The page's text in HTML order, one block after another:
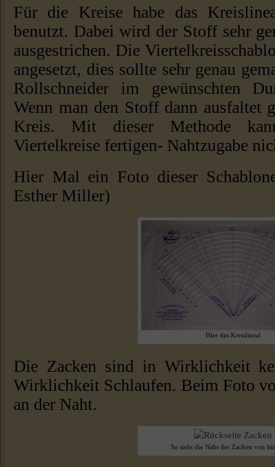
Für die Kreise habe das
benutzt. Dabei wird der Stoff sehr
ausgestrichen. Die
angesetzt, dies sollte sehr genau
Rollschneider im gewünschten
Wenn man den Stoff dann ausfaltet
Kreis. Mit dieser Methode
Viertelkreise fertigen- Nahtzugabe
Hier Mal ein Foto dieser
Esther Miller)
Hier das Kreislineal
Die Zacken sind in Wirklichkeit
Wirklichkeit Schlaufen. Beim Foto
an der Naht.
So sieht die Naht der Zacken von